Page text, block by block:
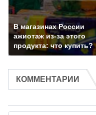
В магазинах России
ажиотаж из-за этого
продукта: что купить?
КОММЕНТАРИИ